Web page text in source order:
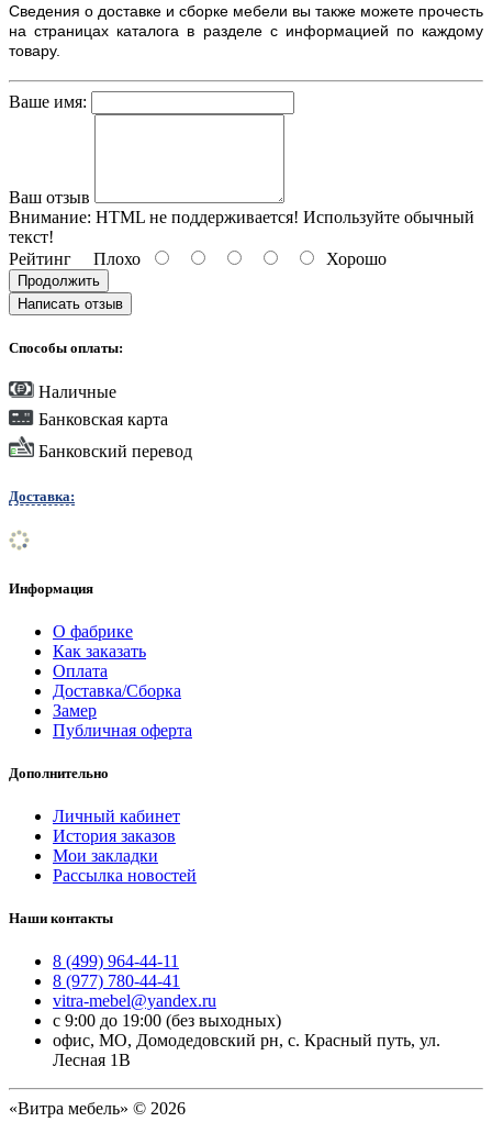
Сведения о доставке и сборке мебели вы также можете прочесть
на страницах каталога в разделе с информацией по каждому
товару.
Ваше имя:
Ваш отзыв
Внимание: HTML не поддерживается! Используйте обычный
текст!
Рейтинг Плохо Хорошо
Продолжить
Написать отзыв
Способы оплаты:
Наличные
Банковская карта
Банковский перевод
Доставка:
Информация
О фабрике
Как заказать
Оплата
Доставка/Сборка
Замер
Публичная оферта
Дополнительно
Личный кабинет
История заказов
Мои закладки
Рассылка новостей
Наши контакты
8 (499) 964-44-11
8 (977) 780-44-41
vitra-mebel@yandex.ru
с 9:00 до 19:00 (без выходных)
офис, МО, Домодедовский рн, с. Красный путь, ул.
Лесная 1В
«Витра мебель» © 2026